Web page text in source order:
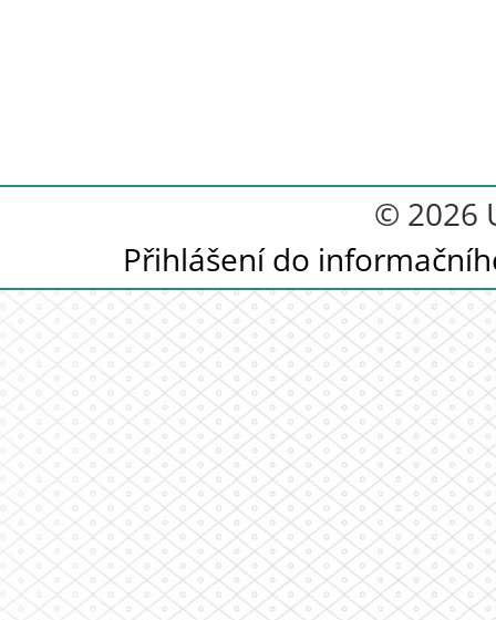
© 2026
Přihlášení do